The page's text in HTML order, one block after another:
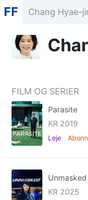
FF
FILM OG SERIER
Parasite
KR 2019
Leje
Unmasked
KR 2025